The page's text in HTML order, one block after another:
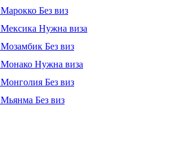
Марокко Без виз
Мексика Нужна виза
Мозамбик Без виз
Монако Нужна виза
Монголия Без виз
Мьянма Без виз